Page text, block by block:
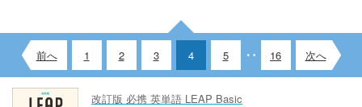
前へ 1 2 3 4 5 16 次へ
改訂版 必携 英単語 LEAP Basic